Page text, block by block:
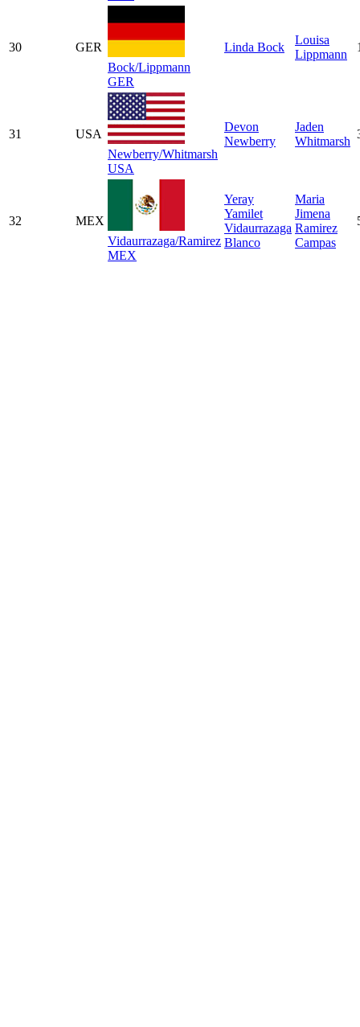
30
GER
Bock/Lippmann
GER
Linda Bock
Louisa
Lippmann
31
USA
Newberry/Whitmarsh
USA
Devon
Newberry
Jaden
Whitmarsh
32
MEX
Vidaurrazaga/Ramirez
MEX
Yeray
Yamilet
Vidaurrazaga
Blanco
Maria
Jimena
Ramirez
Campas